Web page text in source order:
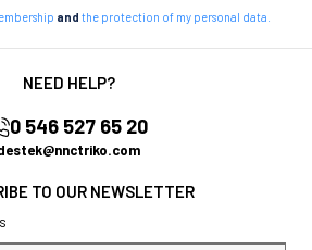
and the protection of my personal data.
NEED HELP?
0 546 527 65 20
TO OUR NEWSLETTER